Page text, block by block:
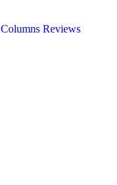
Columns Reviews